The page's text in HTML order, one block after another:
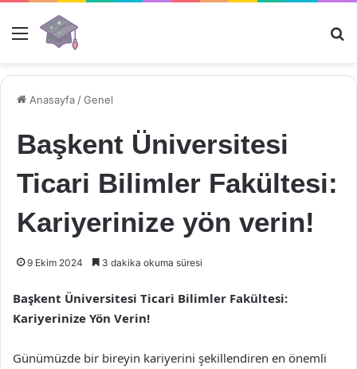
Menü
Anasayfa /Genel
Başkent Üniversitesi
Ticari Bilimler Fakültesi:
Kariyerinize yön verin!
9 Ekim 2024 3 dakika okuma süresi
Başkent Üniversitesi Ticari Bilimler Fakültesi:
Kariyerinize Yön Verin!
Günümüzde bir bireyin kariyerini şekillendiren en önemli